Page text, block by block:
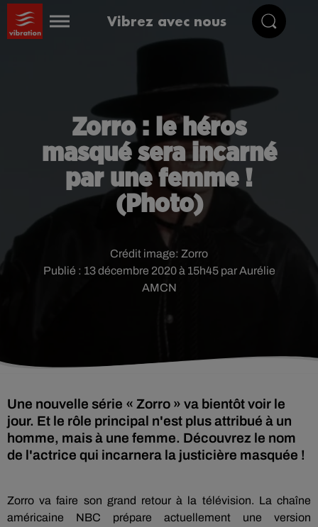
Vibrez avec nous
Zorro : le héros
masqué sera incarné
par une femme !
(Photo)
Publié : 13 décembre 2020 à 15h45 par Aurélie
AMCN
Crédit image: Zorro
Une nouvelle série « Zorro » va bientôt voir le
jour. Et le rôle principal n'est plus attribué à un
homme, mais à une femme. Découvrez le nom
de l'actrice qui incarnera la justicière masquée !
Zorro va faire son grand retour à la télévision. La chaîne
américaine NBC prépare actuellement une version